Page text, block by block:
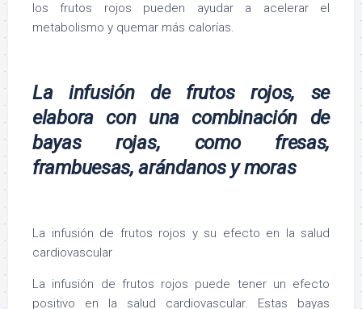
los frutos rojos pueden ayudar a acelerar el
metabolismo y quemar más calorías.
La infusión de frutos rojos, se
elabora con una combinación de
bayas rojas, como fresas,
frambuesas, arándanos y moras
La infusión de frutos rojos y su efecto en la salud
cardiovascular
La infusión de frutos rojos puede tener un efecto
positivo en la salud cardiovascular. Estas bayas